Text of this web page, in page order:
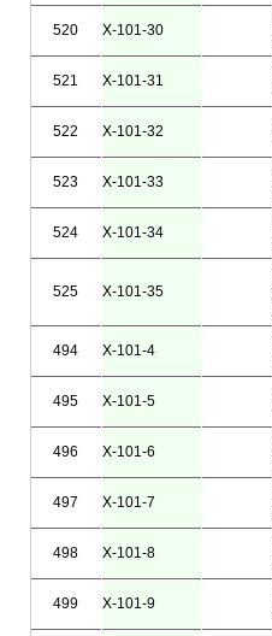
520 X-101-30
521 X-101-31
522 X-101-32
523 X-101-33
524 X-101-34
525 X-101-35
494 X-101-4
495 X-101-5
496 X-101-6
497 X-101-7
498 X-101-8
499 X-101-9